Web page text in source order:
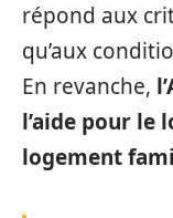
répond aux
qu’aux
En revanche,
l’aide pour le
logement